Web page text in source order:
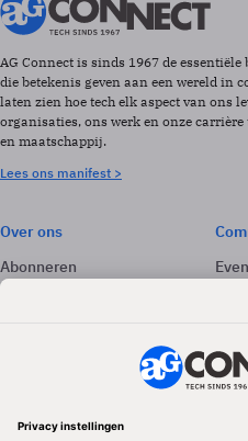
AG Connect is sinds 1967 de
die betekenis geven aan een wereld in
laten zien hoe tech elk aspect van ons
organisaties, ons werk en onze
en maatschappij.
Lees ons manifest >
Over ons
Abonneren
Adverteren
Volg ons